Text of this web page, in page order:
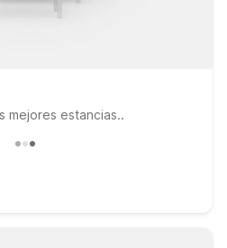
mejores estancias..